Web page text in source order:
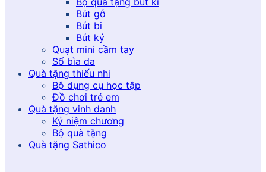
Bút gỗ
Bút bi
Bút ký
Quạt mini cầm tay
Sổ bìa da
Quà tặng thiếu nhi
Bộ dụng cụ học tập
Đồ chơi trẻ em
Quà tặng vinh danh
Kỷ niệm chương
Bộ quà tặng
Quà tặng Sathico